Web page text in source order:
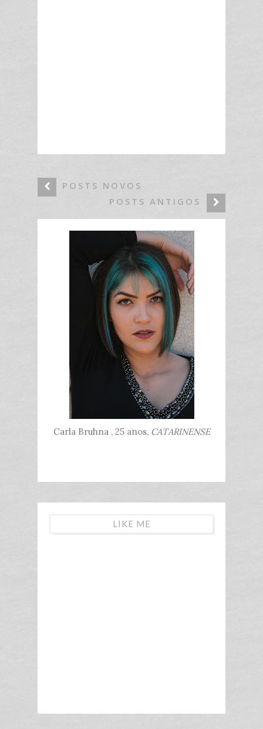
POSTS NOVOS
POSTS ANTIGOS
Carla Bruhna , 25 anos,CATARINENSE
LIKE ME